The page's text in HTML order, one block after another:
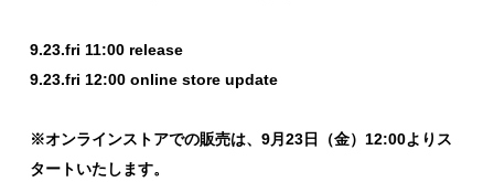
9.23.fri 11:00 release
9.23.fri 12:00 online store update
※オンラインストアでの販売は、9月23日（金）12:00よりス
タートいたします。